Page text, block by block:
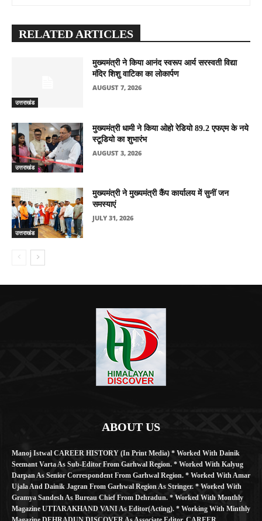
RELATED ARTICLES
उत्तराखंड
मुख्यमंत्री ने किया आनंद स्वरूप आर्य सरस्वती विद्या
मंदिर शिशु वाटिका का लोकार्पण
AUGUST 7, 2026
उत्तराखंड
मुख्यमंत्री धामी ने किया ओहो रेडियो 89.2 एफएम के नये
स्टूडियो का शुभारंभ
AUGUST 3, 2026
उत्तराखंड
मुख्यमंत्री ने मुख्यमंत्री कैंप कार्यालय में सुनीं जन
समस्याएं
JULY 31, 2026
ABOUT US
Manoj Istwal CAREER HISTORY (in Print Media) * Worked With Dainik
Seemant Varta As Sub-Editor From Garhwal Region. * Worked With Kalyug
Darpan As Senior Correspondent From Garhwal Region. * Worked With Amar
Ujala And Dainik Jagran From Garhwal Region As Stringer. * Worked With
Gramya Sandesh As Bureau Chief From Dehradun. * Worked With Monthly
Magazine UTTARAKHAND VANI As Editor(Acting). * Working With Minthly